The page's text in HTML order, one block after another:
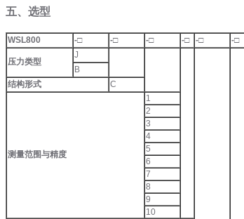
五、选型
WSL800 -□ -□ -□ -□ -□ -□
压力类型
J
B
结构形式
C
测量范围与精度
1
2
3
4
5
6
7
8
9
10